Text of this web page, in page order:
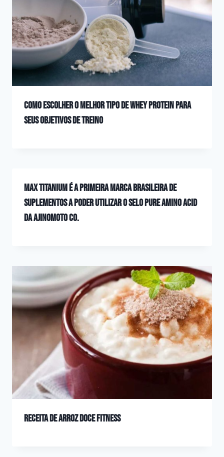
Como escolher o melhor tipo de whey protein para
seus objetivos de treino
Max Titanium é a primeira marca brasileira de
suplementos a poder utilizar o selo PURE AMINO ACID
da Ajinomoto Co.
Receita de arroz doce fitness